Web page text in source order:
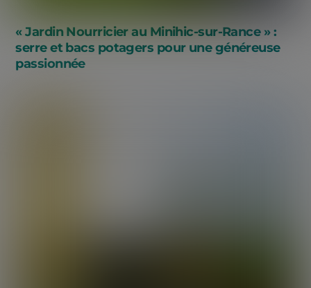
« Jardin Nourricier au Minihic-sur-Rance » :
serre et bacs potagers pour une généreuse
passionnée